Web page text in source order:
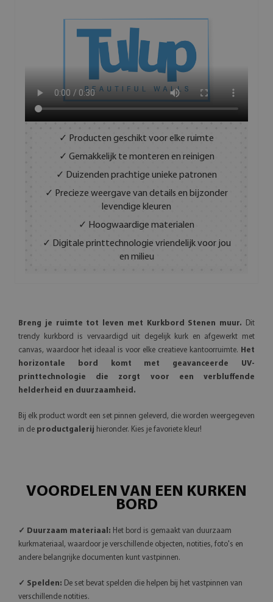
✓ Producten geschikt voor elke ruimte
✓ Gemakkelijk te monteren en reinigen
✓ Duizenden prachtige unieke patronen
✓ Precieze weergave van details en bijzonder
levendige kleuren
✓ Hoogwaardige materialen
✓ Digitale printtechnologie vriendelijk voor jou
en milieu
Breng je ruimte tot leven met Kurkbord Stenen muur. Dit
trendy kurkbord is vervaardigd uit degelijk kurk en afgewerkt met
canvas, waardoor het ideaal is voor elke creatieve kantoorruimte.
Het
horizontale bord komt met geavanceerde UV-
printtechnologie die zorgt voor een verbluffende
helderheid en duurzaamheid.
Bij elk product wordt een set pinnen geleverd, die worden weergegeven
in de productgalerij hieronder. Kies je favoriete kleur!
VOORDELEN VAN EEN KURKEN
BORD
✓ Duurzaam materiaal: Het bord is gemaakt van duurzaam
kurkmateriaal, waardoor je verschillende objecten, notities, foto's en
andere belangrijke documenten kunt vastpinnen.
✓ Spelden: De set bevat spelden die helpen bij het vastpinnen van
verschillende notities.